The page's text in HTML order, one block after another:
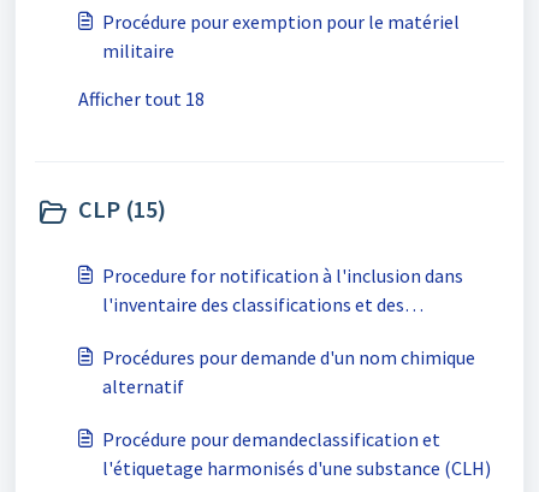
Procédure pour exemption pour le matériel
militaire
Afficher tout 18
CLP (15)
Procedure for notification à l'inclusion dans
l'inventaire des classifications et des
Procédures pour demande d'un nom chimique
alternatif
Procédure pour demandeclassification et
l'étiquetage harmonisés d'une substance (CLH)